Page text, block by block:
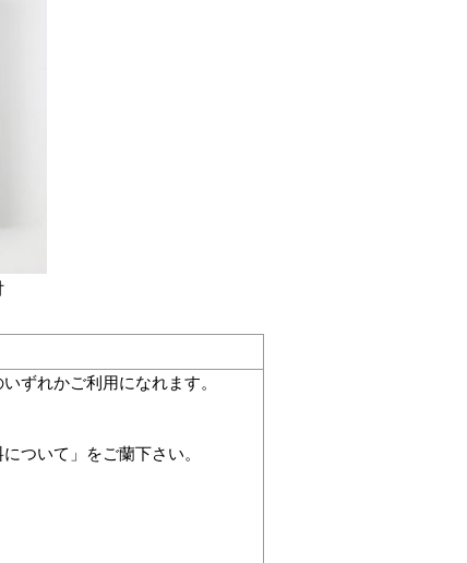
ずれかご利用になれます。
ついて」をご蘭下さい。